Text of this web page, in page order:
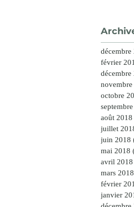
décembre
février
décembre
novembre
octobre
août 2018
juillet
juin 2018
mai 2018
avril 2018
mars 2018
février
janvier